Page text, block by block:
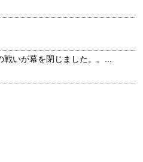
いが幕を閉じました。。...